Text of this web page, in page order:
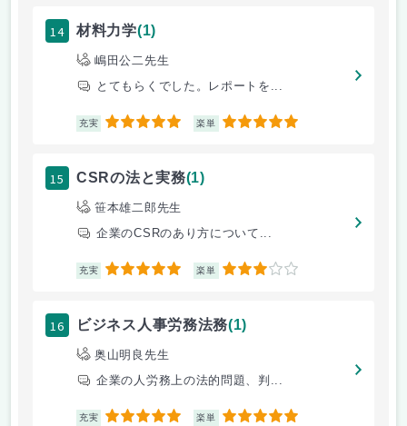
14 材料力学(1)
嶋田公二先生
とてもらくでした。レポートを...
充実 5 楽単 5
15 CSRの法と実務(1)
笹本雄二郎先生
企業のCSRのあり方について...
充実 5 楽単 3
16 ビジネス人事労務法務(1)
奥山明良先生
企業の人労務上の法的問題、判...
充実 5 楽単 5